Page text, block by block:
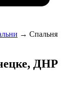
→ Спальня
ДНР